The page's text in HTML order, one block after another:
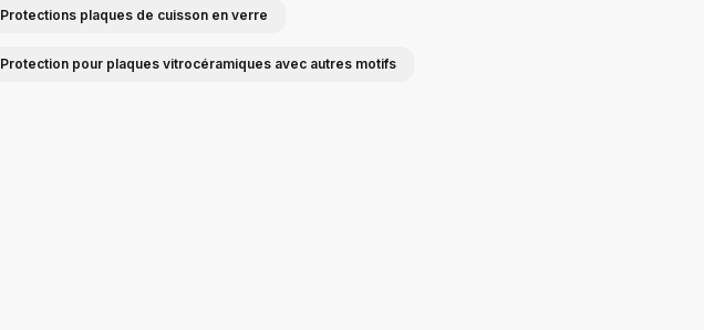
Protections plaques de cuisson en verre
Protection pour plaques vitrocéramiques avec autres motifs